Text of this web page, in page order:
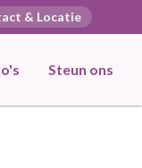
& Locatie
Steun ons